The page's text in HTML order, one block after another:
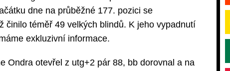
dne na průběžné 177. pozici se
činilo téměř 49 velkých blindů. K jeho vypadnutí
exkluzivní informace.
Ondra otevřel z utg+2 pár 88, bb dorovnal a na